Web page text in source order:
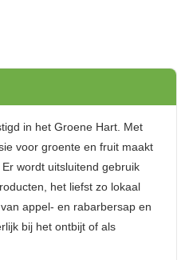
in het Groene Hart. Met
voor groente en fruit maakt
wordt uitsluitend gebruik
het liefst zo lokaal
appel- en rabarbersap en
bij het ontbijt of als